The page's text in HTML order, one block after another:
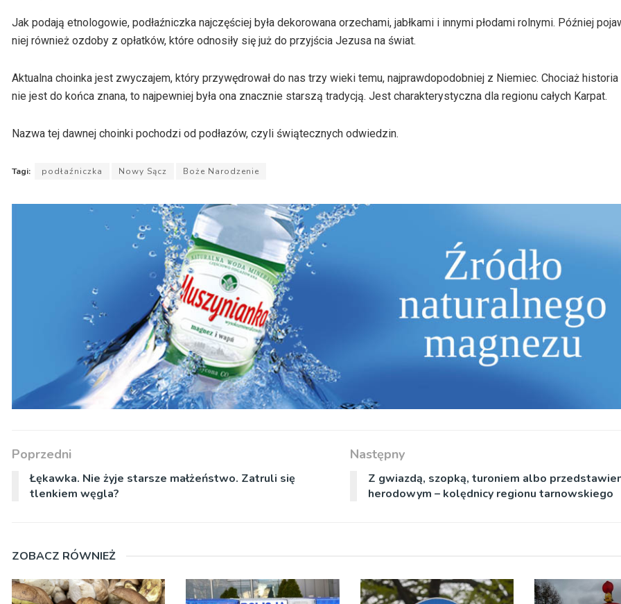
Jak podają etnologowie, podłaźniczka najczęściej była dekorowana orzechami, jabłkami i innymi płodami rolnymi. Później
niej również ozdoby z opłatków, które odnosiły się już do przyjścia Jezusa na świat.
Aktualna choinka jest zwyczajem, który przywędrował do nas trzy wieki temu, najprawdopodobniej z Niemiec. Chociaż historia
nie jest do końca znana, to najpewniej była ona znacznie starszą tradycją. Jest charakterystyczna dla regionu całych Karpat.
Nazwa tej dawnej choinki pochodzi od podłazów, czyli świątecznych odwiedzin.
Tagi: podłaźniczka Nowy Sącz Boże Narodzenie
Poprzedni
Łękawka. Nie żyje starsze małżeństwo. Zatruli się
tlenkiem węgla?
Następny
Z gwiazdą, szopką, turoniem albo
herodowym – kolędnicy regionu tarnowskiego
ZOBACZ RÓWNIEŻ